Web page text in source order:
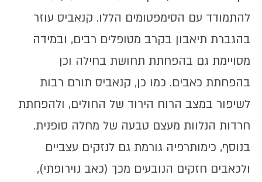
להתמודד עם הסימפטומים הללו. קנאביס עוזר
בהגברת תיאבון בקרב מטופלים רבים, ובמידה
מסויימת גם בהפחתת תחושת בחילה וכן
בהפחתת כאבים. כמו כן, קנאביס תורם רבות
לשיפור במצב הרוח הירוד של החולים, ולהפחתת
חרדות הנלוות מעצם טבעה של מחלה סופנית.
בנוסף, כימותרפיה גורמת גם לנזקים עצביים
ולכאבים חזקים הנובעים מכך (כאב נוירופתי),